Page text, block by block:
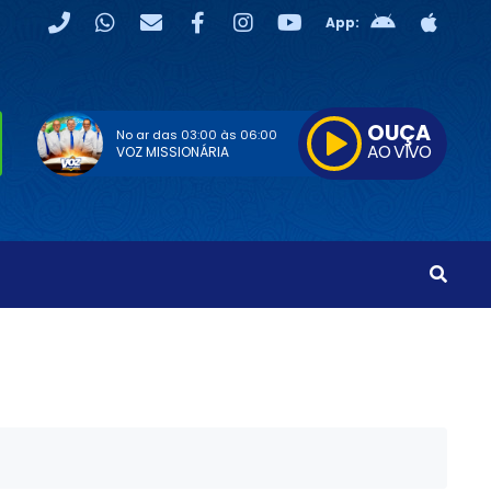
App:
No ar das 03:00 às 06:00
VOZ MISSIONÁRIA
OUÇA
AO VIVO